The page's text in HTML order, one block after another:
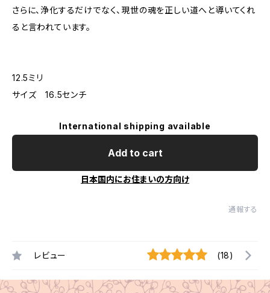
さらに、浄化するだけでなく、現世の魂を正しい道へと導いてくれ
ると言われています。
12.5ミリ
サイズ 16.5センチ
International shipping available
Add to cart
日本国内にお住まいの方向け
通報する
レビュー (18)